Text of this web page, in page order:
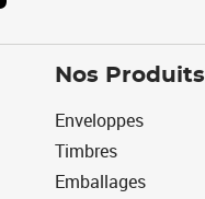
Nos Produits
Enveloppes
Timbres
Emballages